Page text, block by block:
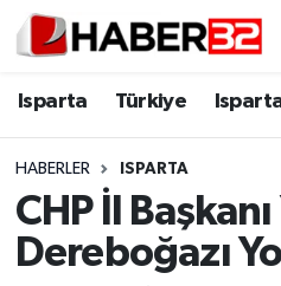
Isparta Türkiye
HABERLER ISPARTA
CHP İl Başkanı
Dereboğazı
Isparta
Esnaf Diyor ki;
ASAYİŞ
Isparta Nöbetçi
Isparta Trafik
Süper Lig Puan